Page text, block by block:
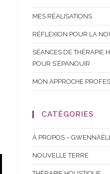
MES RÉALISATIONS
RÉFLEXION POUR LA
SÉANCES DE THÉRAPIE
POUR S’ÉPANOUIR
MON APPROCHE
CATÉGORIES
À PROPOS –
NOUVELLE TERRE